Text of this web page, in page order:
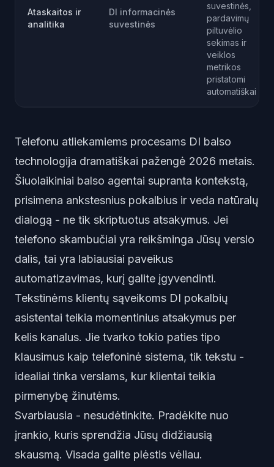
Ataskaitos ir
analitika
DI informacinės
suvestinės
suvestinės,
pardavimų
piltuvėlio
sekimas ir
veiklos
metrikos
pristatomi
automatiškai
Telefonu atliekamiems procesams DI balso
technologija dramatiškai pažengė 2026 metais.
Šiuolaikiniai balso agentai supranta kontekstą,
prisimena ankstesnius pokalbius ir veda natūralų
dialogą - ne tik skriptuotus atsakymus. Jei
telefono skambučiai yra reikšminga Jūsų verslo
dalis, tai yra labiausiai paveikus
automatizavimas, kurį galite įgyvendinti.
Tekstinėms klientų sąveikoms DI pokalbių
asistentai teikia momentinius atsakymus per
kelis kanalus. Jie tvarko tokio paties tipo
klausimus kaip telefoninė sistema, tik tekstu -
idealiai tinka verslams, kur klientai teikia
pirmenybę žinutėms.
Svarbiausia - nesudėtinkite. Pradėkite nuo
įrankio, kuris sprendžia Jūsų didžiausią
skausmą. Visada galite plėstis vėliau.